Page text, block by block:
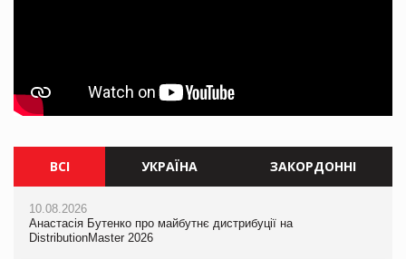
ВСІ УКРАЇНА ЗАКОРДОННІ
10.08.2026
Анастасія Бутенко про майбутнє дистрибуції на
DistributionMaster 2026
10.08.2026
Анастасія Бутенко про майбутнє дистрибуції на
DistributionMaster 2026
10.08.2026
Mattel присвятила Barbie Вітні Х'юстон